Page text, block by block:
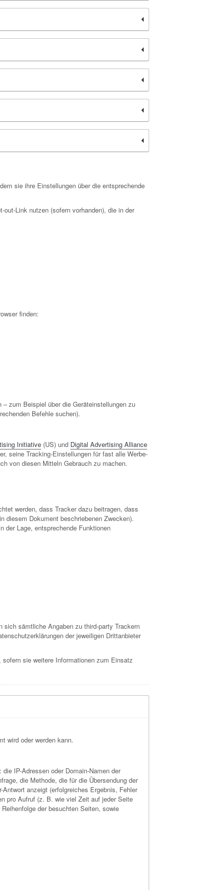
sie ihre Einstellungen über die entsprechende
Link nutzen (sofern vorhanden), die in der
finden:
zum Beispiel über die Geräteinstellungen zu
Befehle suchen).
Initiative (US) und Digital Advertising Alliance
seine Tracking-Einstellungen für fast alle Werbe-
von diesen Mitteln Gebrauch zu machen.
werden, dass Tracker dazu beitragen, dass
diesem Dokument beschriebenen Zwecken).
der Lage, entsprechende Funktionen
sämtliche Angaben zu third-party Trackern
der jeweiligen Drittanbieter
sie weitere Informationen zum Einsatz
wird oder werden kann.
IP-Adressen oder Domain-Namen der
die Methode, die für die Übersendung der
anzeigt (erfolgreiches Ergebnis, Fehler
pro Aufruf (z. B. wie viel Zeit auf jeder Seite
der besuchten Seiten, sowie